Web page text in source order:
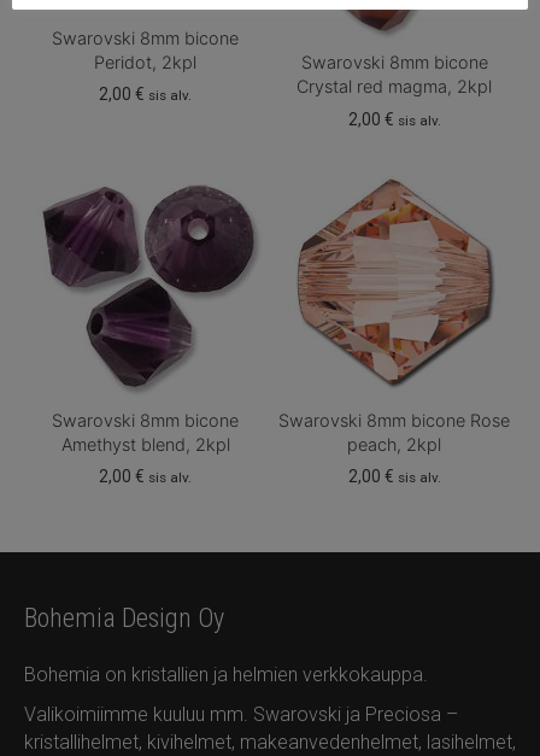
Swarovski 8mm bicone
Peridot, 2kpl
2,00€ sis alv.
Swarovski 8mm bicone
Crystal red magma, 2kpl
2,00 € sis alv.
Swarovski 8mm bicone
Amethyst blend, 2kpl
2,00€ sis alv.
Swarovski 8mm bicone Rose
peach, 2kpl
2,00 € sis alv.
Bohemia Design Oy
Bohemia on kristallien ja helmien verkkokauppa.
Valikoimiimme kuuluu mm. Swarovski ja Preciosa –
kristallihelmet, kivihelmet, makeanvedenhelmet, lasihelmet,